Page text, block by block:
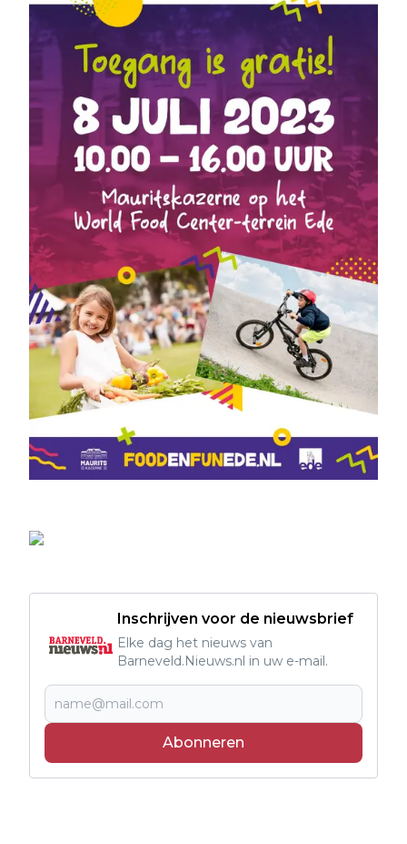
Inschrijven voor de nieuwsbrief
Elke dag het nieuws van
Barneveld.Nieuws.nl in uw e-mail.
Abonneren